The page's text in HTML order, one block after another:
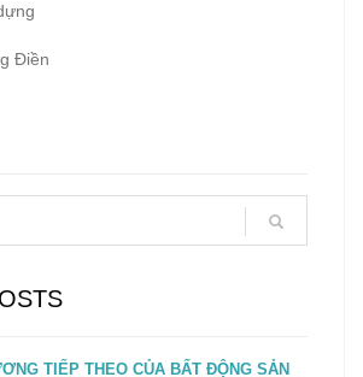
Điền
TIẾP THEO CỦA BẤT ĐỘNG SẢN